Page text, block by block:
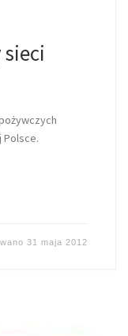
Polsce.
31 maja 2012